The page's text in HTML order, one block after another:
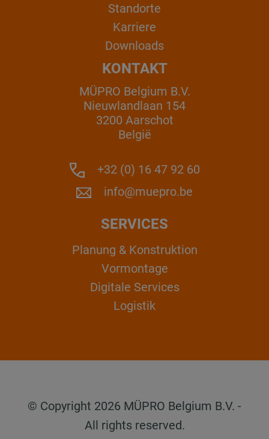
Standorte
Karriere
Downloads
KONTAKT
MÜPRO Belgium B.V.
Nieuwlandlaan 154
3200 Aarschot
België
+32 (0) 16 47 92 60
info@muepro.be
SERVICES
Planung & Konstruktion
Vormontage
Digitale Services
Logistik
© Copyright 2026 MÜPRO Belgium B.V. -
All rights reserved.